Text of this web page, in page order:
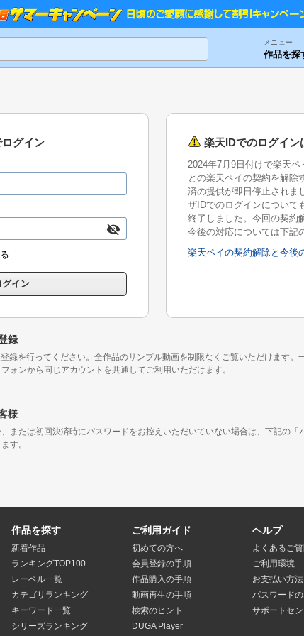
メニュー
作品を探
グイン 楽天IDでのログイン
2024年7月9日付けで楽天
との楽天ペイの契約を解除
済の提供が即日停止されま
ザIDでのログインについて
終了しました。今回の契約
今後の対応については下記
楽天ペイの契約解除と今後
録
録を行ってください。全作品のサンプル動画を制限なくご覧いただけます。
ォンから同じアカウントを共通してご利用いただけます。
様
または初回決済時にパスワードをお控えいただいていない場合は、下記の「
す。
作品を探す
新着作品
ランキングTOP100
レーベル一覧
カテゴリランキング
キーワード一覧
シリーズランキング
ご利用ガイド
初めての方へ
会員登録の手順
作品購入の手順
動画再生の手順
検索のヒント
DUGA Player
ヘルプ
よくあるご
ご利用環境
お支払い方法
パスワード
サポートセ